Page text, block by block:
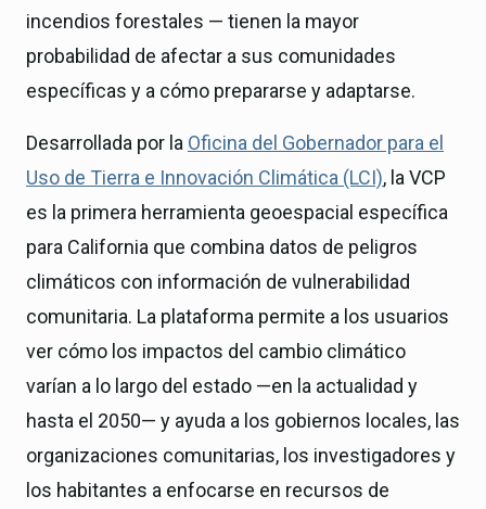
incendios forestales — tienen la mayor
probabilidad de afectar a sus comunidades
específicas y a cómo prepararse y adaptarse.
Desarrollada por la Oficina del Gobernador para el
Uso de Tierra e Innovación Climática (LCI), la VCP
es la primera herramienta geoespacial específica
para California que combina datos de peligros
climáticos con información de vulnerabilidad
comunitaria. La plataforma permite a los usuarios
ver cómo los impactos del cambio climático
varían a lo largo del estado —en la actualidad y
hasta el 2050— y ayuda a los gobiernos locales, las
organizaciones comunitarias, los investigadores y
los habitantes a enfocarse en recursos de